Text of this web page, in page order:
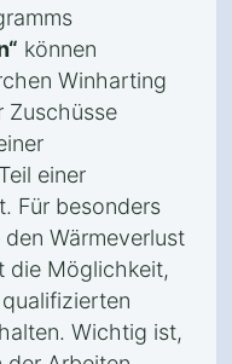
können
Winharting
Zuschüsse
einer
Für besonders
Wärmeverlust
die Möglichkeit,
Wichtig ist,